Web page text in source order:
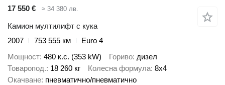
17 550 €
≈ 34 380 лв.
Камион мултилифт с кука
2007
753 555 км
Euro 4
Мощност 480 к.с. (353 kW) Гориво дизел
Товаропод. 18 260 кг Колесна формула 8x4
Окачване пневматично/пневматично